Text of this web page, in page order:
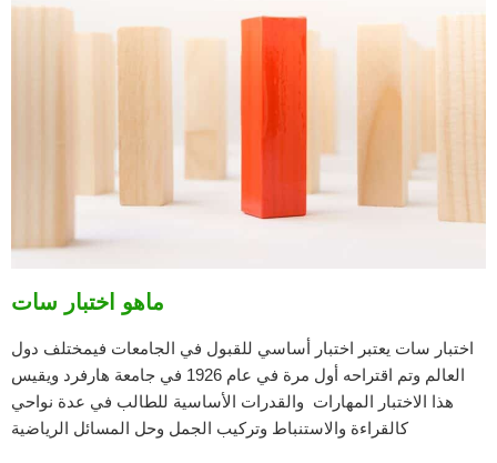
ماهو اختبار سات
اختبار سات يعتبر اختبار أساسي للقبول في الجامعات فيمختلف دول
العالم وتم اقتراحه أول مرة في عام 1926 في جامعة هارفرد ويقيس
هذا الاختبار المهارات والقدرات الأساسية للطالب في عدة نواحي
كالقراءة والاستنباط وتركيب الجمل وحل المسائل الرياضية